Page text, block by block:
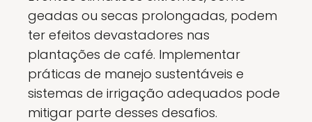
geadas ou secas prolongadas, podem
ter efeitos devastadores nas
plantações de café. Implementar
práticas de manejo sustentáveis e
sistemas de irrigação adequados pode
mitigar parte desses desafios.